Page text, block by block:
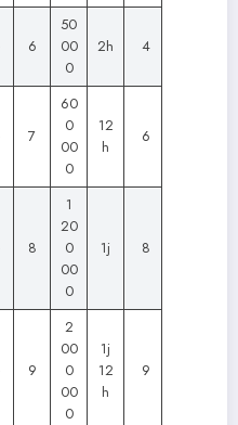
6
50
00
0
2h 4
7
60
0
00
0
12
h
6
8
1
20
0
00
0
1j 8
9
2
00
0
00
0
1j
12
h
9